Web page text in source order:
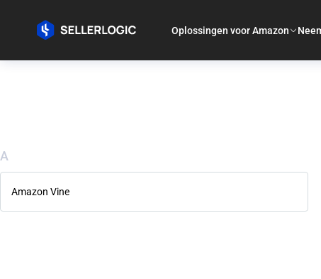
Oplossingen voor Amazon
A
Amazon Vine